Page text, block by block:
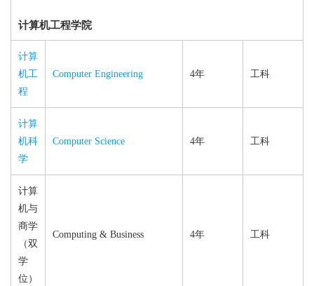
计算机工程学院
计算
机工
程
Computer Engineering 4年 工科
计算
机科
学
Computer Science 4年 工科
计算
机与
商学
（双
学
位）
Computing & Business 4年 工科